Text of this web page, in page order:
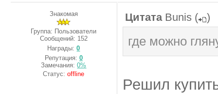
Знакомая
Группа: Пользователи
Сообщений: 152
Награды:0
Репутация: 0
Замечания:0%
Статус:offline
Цитата Bunis ( )
где можно
Решил